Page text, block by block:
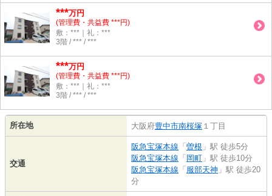
***万円
(管理費・共益費 ***円)
敷：***｜礼：***
3階 / *** / ***
***万円
(管理費・共益費 ***円)
敷：***｜礼：***
3階 / *** / ***
所在地 大阪府豊中市南桜塚 １丁目
交通
阪急宝塚本線 「 曽根 」駅 徒歩5分
阪急宝塚本線 「 岡町 」駅 徒歩10分
阪急宝塚本線 「 服部天神 」駅 徒歩20
分